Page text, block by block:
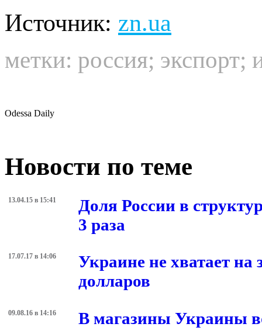
Источник: zn.ua
метки: россия; экспорт;
Odessa Daily
Новости по теме
13.04.15 в 15:41
Доля России в
3 раза
17.07.17 в 14:06
Украине не хватает
долларов
09.08.16 в 14:16 В магазины Украины